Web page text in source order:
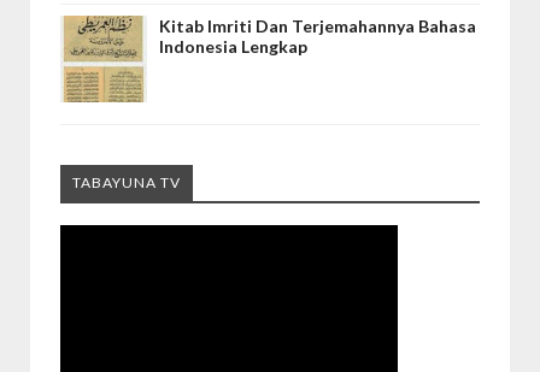
Kitab Imriti Dan Terjemahannya Bahasa
Indonesia Lengkap
TABAYUNA TV